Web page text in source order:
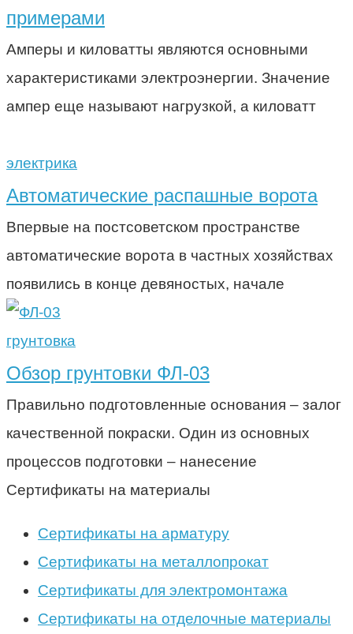
примерами
Амперы и киловатты являются основными
характеристиками электроэнергии. Значение
ампер еще называют нагрузкой, а киловатт
электрика
Автоматические распашные ворота
Впервые на постсоветском пространстве
автоматические ворота в частных хозяйствах
появились в конце девяностых, начале
грунтовка
Обзор грунтовки ФЛ-03
Правильно подготовленные основания – залог
качественной покраски. Один из основных
процессов подготовки – нанесение
Сертификаты на материалы
Сертификаты на арматуру
Сертификаты на металлопрокат
Сертификаты для электромонтажа
Сертификаты на отделочные материалы